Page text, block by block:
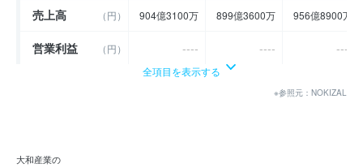
売上高
（円） 904億3100万 899億3600万 956億8900万
営業利益 （円） ---- ---- ----
----
全項目を表示する
※参照元：NOKIZAL
大和産業の